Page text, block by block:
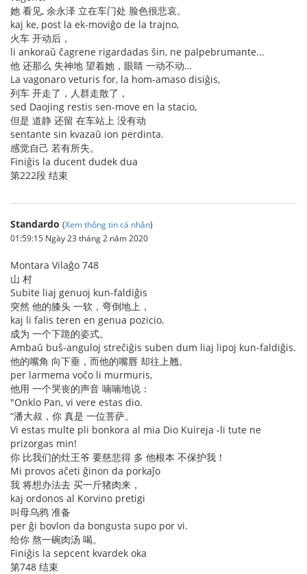
她 看见, 余永泽 立在车门处 脸色很悲哀。
kaj ke, post la ek-moviĝo de la trajno,
火车 开动后，
li ankoraŭ ĉagrene rigardadas ŝin, ne palpebrumante...
他 还那么 失神地 望着她，眼睛 一动不动…
La vagonaro veturis for, la hom-amaso disiĝis,
列车 开走了，人群走散了，
sed Daojing restis sen-move en la stacio,
但是 道静 还留 在车站上 没有动
sentante sin kvazaŭ ion perdinta.
感觉自己 若有所失。
Finiĝis la ducent dudek dua
第222段 结束
Standardo (Xem thông tin cá nhân)
01:59:15 Ngày 23 tháng 2 năm 2020
Montara Vilaĝo 748
山 村
Subite liaj genuoj kun-faldiĝis
突然 他的膝头 一软，弯倒地上，
kaj li falis teren en genua pozicio.
成为 一个下跪的姿式。
Ambaŭ buŝ-anguloj streĉiĝis suben dum liaj lipoj kun-faldiĝis.
他的嘴角 向下垂，而他的嘴唇 却往上翘。
per larmema voĉo li murmuris,
他用 一个哭丧的声音 喃喃地说：
"Onklo Pan, vi vere estas dio.
“潘大叔，你 真是 一位菩萨。
Vi estas multe pli bonkora al mia Dio Kuireja -li tute ne
prizorgas min!
你 比我们的灶王爷 要慈悲得 多 他根本 不保护我！
Mi provos aĉeti ĝinon da porkaĵo
我 将想办法去 买一斤猪肉来，
kaj ordonos al Korvino pretigi
叫母乌鸦 准备
per ĝi bovlon da bongusta supo por vi.
给你 熬一碗肉汤 喝。
Finiĝis la sepcent kvardek oka
第748 结束